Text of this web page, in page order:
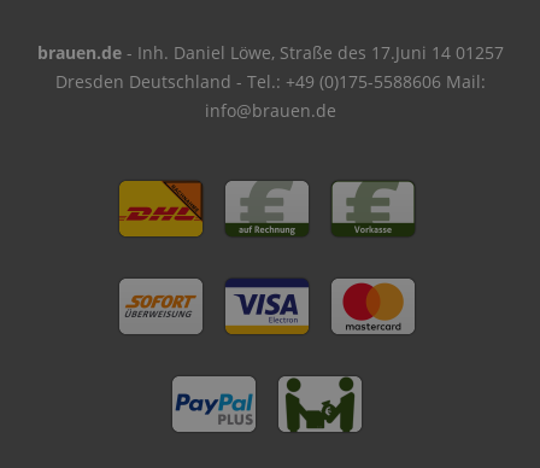
brauen.de- Inh. Daniel Löwe, Straße des 17.Juni 14 01257
Dresden Deutschland - Tel.: +49 (0)175-5588606 Mail:
info@brauen.de